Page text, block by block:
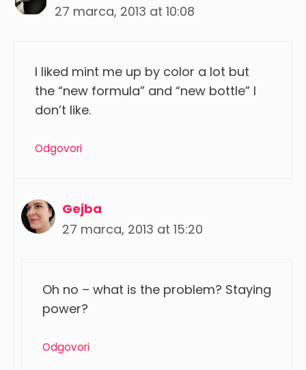
27 marca, 2013 at 10:08
I liked mint me up by color a lot but
the “new formula” and “new bottle” I
don’t like.
Odgovori
Gejba
27 marca, 2013 at 15:20
Oh no – what is the problem? Staying
power?
Odgovori